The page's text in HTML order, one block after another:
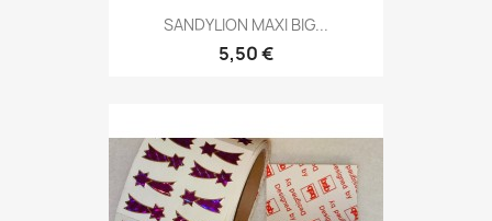
SANDYLION MAXI BIG...
5,50 €